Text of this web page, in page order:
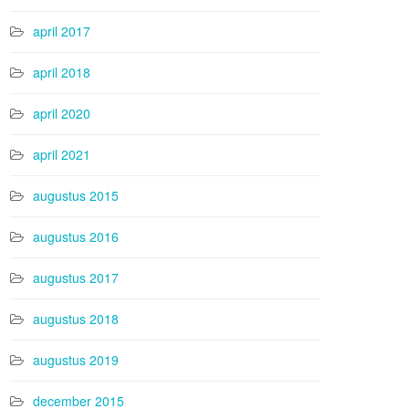
april 2017
april 2018
april 2020
april 2021
augustus 2015
augustus 2016
augustus 2017
augustus 2018
augustus 2019
december 2015